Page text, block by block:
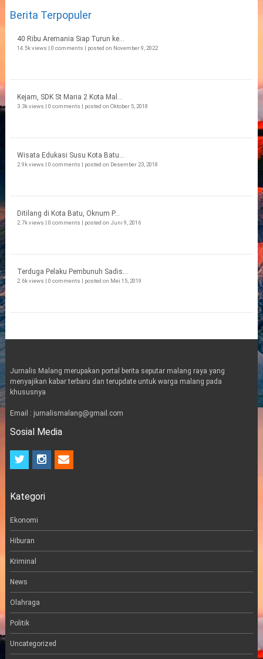
Berita Terpopuler
40 Ribu Aremania Siap Turun ke...
14.5k views | 0 comments | posted on November 9, 2022
Kejam, SDK St Maria 2 Kota Mal...
3.3k views | 0 comments | posted on Oktober 5, 2018
Wisata Edukasi Susu Kota Batu...
2.9k views | 0 comments | posted on Desember 23, 2018
Ditilang di Kota Batu, Oknum P...
2.7k views | 0 comments | posted on Juni 9, 2016
Terduga Pelaku Pembunuh Sadis...
2.6k views | 0 comments | posted on Mei 15, 2019
Jurnalis Malang merupakan portal berita seputar malang raya yang
menyajikan kabar terbaru dan terupdate untuk warga malang pada
khususnya
Email : jurnalismalang@gmail.com
Sosial Media
t
t
r
i
n
a
e
m
Kategori
Ekonomi
Hiburan
Kriminal
News
Olahraga
Politik
Uncategorized